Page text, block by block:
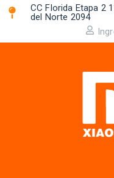
CC Florida Etapa 2
del Norte 2094 ​